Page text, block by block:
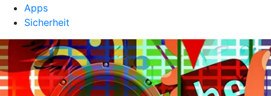
Apps
Sicherheit